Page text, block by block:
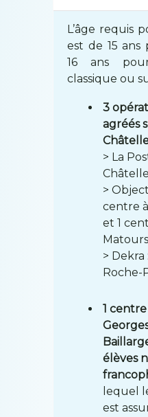
L’âge requis
est de 15 ans
16 ans
classique ou
3
agréés
> La
>
centre
et 1
Matours
> Dekra
Roche-
1
élèves
lequel
est